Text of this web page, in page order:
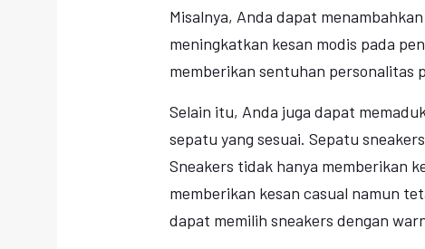
Misalnya, Anda dapat
meningkatkan kesan modis pada
memberikan sentuhan personalitas
Selain itu, Anda juga dapat
sepatu yang sesuai. Sepatu
Sneakers tidak hanya memberikan
memberikan kesan casual namun
dapat memilih sneakers dengan